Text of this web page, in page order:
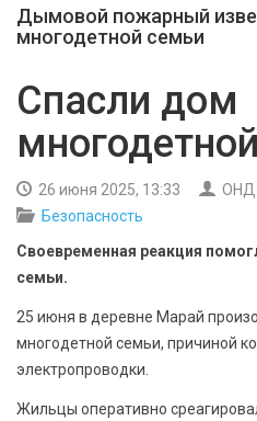
ОБЩЕСТВО
КУЛЬТУРА
БЕЗОПАСНОСТЬ
Дымовой пожарный
многодетной семьи
Спасли дом
26 июня 2025, 13:33
ОНД
Безопасность
Своевременная реакция
семьи.
25 июня в деревне Марай
многодетной семьи, причиной
электропроводки.
Жильцы оперативно